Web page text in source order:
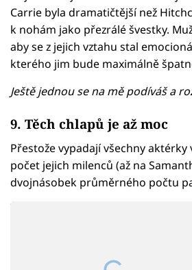
Carrie byla dramatičtější než
k nohám jako přezrálé švestky.
aby se z jejich vztahu stal
kterého jim bude maximálně
Ještě jednou se na mě podíváš a
9. Těch chlapů je až moc
Přestože vypadají všechny
počet jejich milenců (až na
dvojnásobek průměrného počtu